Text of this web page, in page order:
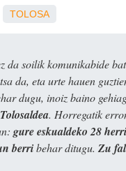
TOLOSA
da soilik komunikabide
da, eta urte hauen
dugu, inoiz baino
. Horregatik
gure eskualdeko 28
berribehar ditugu. Zu